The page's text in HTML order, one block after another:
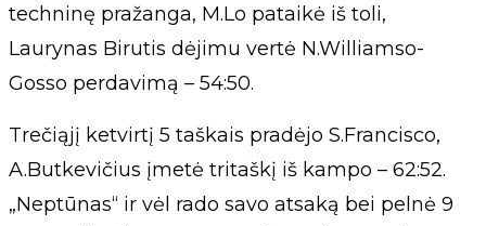
techninę pražanga, M.Lo pataikė iš toli,
Laurynas Birutis dėjimu vertė N.Williamso-
Gosso perdavimą – 54:50.
Trečiąjį ketvirtį 5 taškais pradėjo S.Francisco,
A.Butkevičius įmetė tritaškį iš kampo – 62:52.
„Neptūnas“ ir vėl rado savo atsaką bei pelnė 9